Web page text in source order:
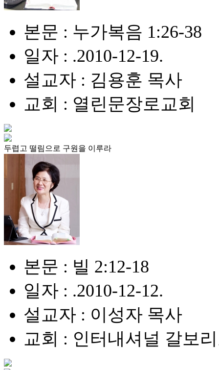
본문 : 누가복음 1:26-38
일자 : .2010-12-19.
설교자 : 김용훈 목사
교회 : 열린문장로교회
두렵고 떨림으로 구원을 이루라
본문 : 빌 2:12-18
일자 : .2010-12-12.
설교자 : 이성자 목사
교회 : 인터내셔널 갈보